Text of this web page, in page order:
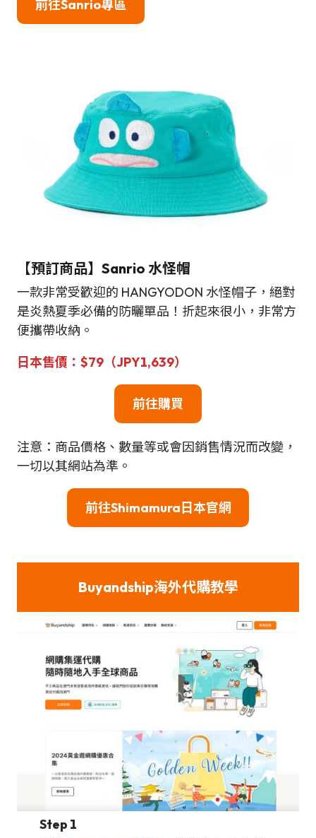
前往Sanrio專區
【預訂商品】Sanrio 水怪帽
一款非常受歡迎的 HANGYODON 水怪帽子，絕對
是炎熱夏季必備的防曬單品！折起來很小，非常方
便攜帶收納。
日本售價： $79（JPY1,639）
前往購買
注意：商品價格、數量等或會因銷售情況而改變，
一切以其網站為準。
前往Shimamura日本官網
Buyandship海外代購教學
Step 1